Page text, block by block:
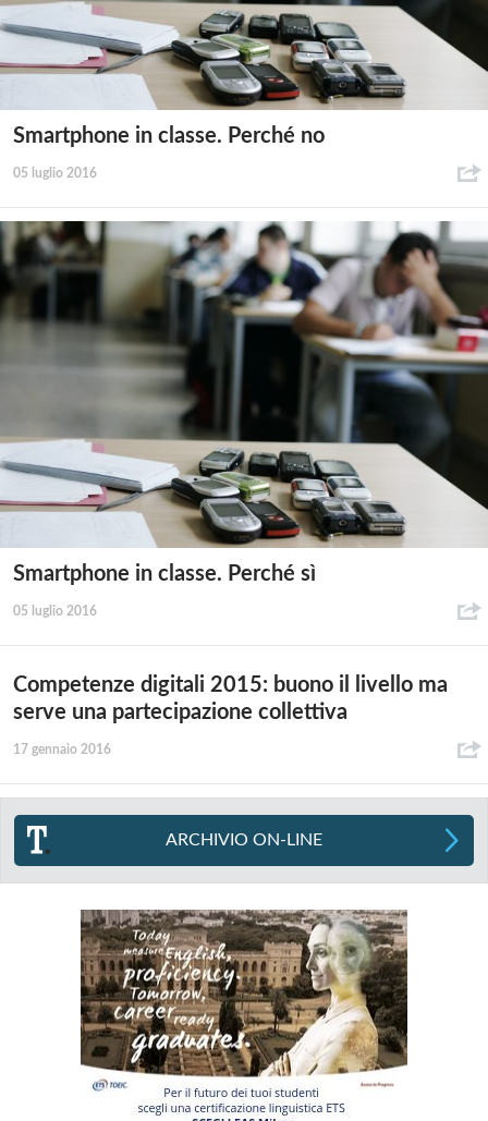
Smartphone in classe. Perché no
05 luglio 2016
Smartphone in classe. Perché sì
05 luglio 2016
Competenze digitali 2015: buono il livello ma
serve una partecipazione collettiva
17 gennaio 2016
ARCHIVIO ON-LINE